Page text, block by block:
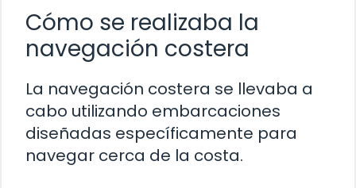
Cómo se realizaba la
navegación costera
La navegación costera se llevaba a
cabo utilizando embarcaciones
diseñadas específicamente para
navegar cerca de la costa.